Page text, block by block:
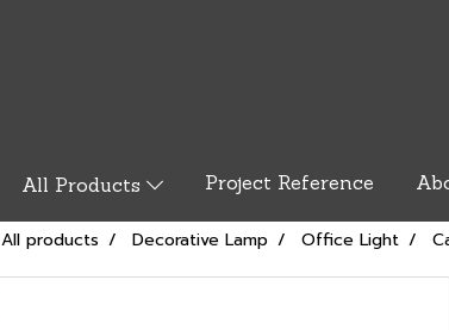
All Products Project Reference
All products Decorative Lamp Office Light